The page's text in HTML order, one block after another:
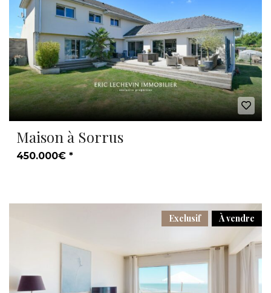
Maison à Sorrus
450.000€ *
À vendre
Exclusif